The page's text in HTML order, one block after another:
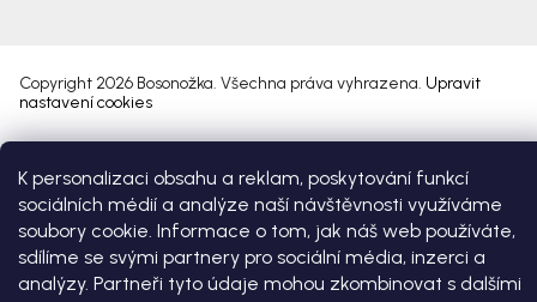
K personalizaci obsahu a reklam, poskytování funkcí
sociálních médií a analýze naší návštěvnosti využíváme
soubory cookie. Informace o tom, jak náš web používáte,
sdílíme se svými partnery pro sociální média, inzerci a
analýzy. Partneři tyto údaje mohou zkombinovat s dalšími
Copyright 2026 Bosonožka. Všechna práva vyhrazena. Upravit
nastavení cookies